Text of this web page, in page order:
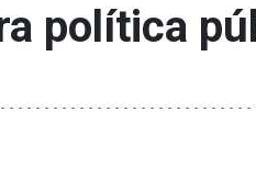
política